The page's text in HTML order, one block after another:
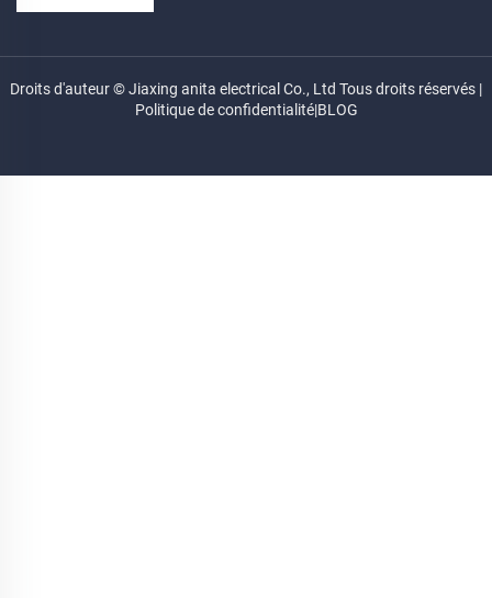
Droits d'auteur © Jiaxing anita electrical Co., Ltd Tous droits réservés |
Politique de confidentialité|BLOG